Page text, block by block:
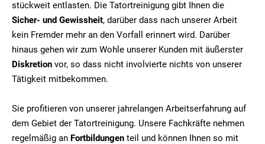
stückweit entlasten. Die Tatortreinigung gibt Ihnen die
Sicher- und Gewissheit, darüber dass nach unserer Arbeit
kein Fremder mehr an den Vorfall erinnert wird. Darüber
hinaus gehen wir zum Wohle unserer Kunden mit äußerster
Diskretion vor, so dass nicht involvierte nichts von unserer
Tätigkeit mitbekommen.
Sie profitieren von unserer jahrelangen Arbeitserfahrung auf
dem Gebiet der Tatortreinigung. Unsere Fachkräfte nehmen
regelmäßig an Fortbildungen teil und können Ihnen so mit